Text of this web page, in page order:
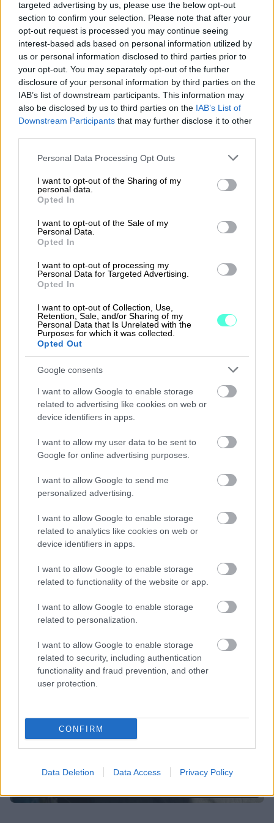
targeted advertising by us, please use the below opt-out
section to confirm your selection. Please note that after your
opt-out request is processed you may continue seeing
interest-based ads based on personal information utilized by
us or personal information disclosed to third parties prior to
your opt-out. You may separately opt-out of the further
disclosure of your personal information by third parties on the
IAB’s list of downstream participants. This information may
also be disclosed by us to third parties on the IAB’s List of
Downstream Participants that may further disclose it to other
Please note that this website/app uses one or more Google
not limited to your visit or usage behaviour. You may click to
grant or deny consent to Google and its third-party tags to
use your data for below specified purposes in below Google
consent section.
Personal Data Processing Opt Outs
I want to opt-out of the Sharing of my
personal data.
Opted In
I want to opt-out of the Sale of my
Personal Data.
Opted In
I want to opt-out of processing my
Personal Data for Targeted Advertising.
Opted In
I want to opt-out of Collection, Use,
Retention, Sale, and/or Sharing of my
Personal Data that Is Unrelated with the
Purposes for which it was collected.
Opted Out
Google consents
I want to allow Google to enable storage
related to advertising like cookies on web or
device identifiers in apps.
I want to allow my user data to be sent to
Google for online advertising purposes.
I want to allow Google to send me
personalized advertising.
I want to allow Google to enable storage
related to analytics like cookies on web or
device identifiers in apps.
I want to allow Google to enable storage
related to functionality of the website or app.
I want to allow Google to enable storage
related to personalization.
I want to allow Google to enable storage
related to security, including authentication
functionality and fraud prevention, and other
user protection.
CONFIRM
Data Deletion Data Access Privacy Policy
ovat yhteisiä, ja kirjanpitäjä saa mm. kuitit heti
käyttöönsä ilman, että Aarnion tarvitsisi
erikseen toimittaa kuitteja ja niihin liittyviä
tietoja kirjanpitäjälleen. Kaikki yrityksen
taloustiedot ovat samassa paikassa, eikä aikaa
mene ylimääräiseen viestittelyyn ja aineistojen
metsästämiseen.
Finago Procountor yllätti
helppoudellaan: sujuvaa
käyttöä ensimmäisestä
päivästä alkaen
Procountoriin aluksi jopa varauksella. Uudet
järjestelmät saattavat olla hankalia käyttää, eikä
niiden käytön opetteluun mielellään käytä aikaa.
Procountoria vastaavista taloushallinnon
kokemusta. Procountor-sovellus yllätti kuitenkin
positiivisesti. Käyttöönotto sujui helposti, ja
uusi ohjelma auttoi säästämään aikaa
taloushallinnosta saman tien.
”En pidä uusista
Procountor on ollut tosi helppo”
, Aarnio kertoo.
Eniten Finago Procountorin käytössä on
ilahduttanut sen helppous. Kun sovellusta on
helppoa käyttää ja tehtävät hoituvat lisäksi
milloin vaan ja missä vaan, hoitaa sillä mielellään
yrityksen päivittäiset kirjanpidon tehtävät –
yrittämisen mieluisin osa-alue.”Procountor
säästää paljon aikaa. Se tekee helpoksi sen
Taloushallinto on yritykselle välttämätön paha –
mutta kun se sujuu näin helposti, niin en näe että
lähtisin tätä vaihtamaan”.